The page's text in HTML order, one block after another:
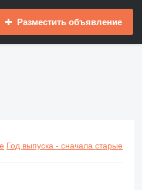
Разместить объявление
Год выпуска - сначала старые